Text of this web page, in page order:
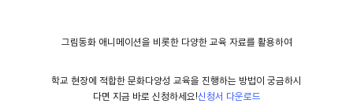
그림동화 애니메이션을 비롯한 다양한 교육 자료를 활용하여
학교 현장에 적합한 문화다양성 교육을 진행하는 방법이 궁금하시
다면 지금 바로 신청하세요!신청서 다운로드